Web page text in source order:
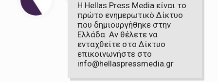
Η Hellas Press Media είναι το
πρώτο ενημερωτικό Δίκτυο
που δημιουργήθηκε στην
Ελλάδα. Αν θέλετε να
ενταχθείτε στο Δίκτυο
επικοινωνήστε στο
info@hellaspressmedia.gr